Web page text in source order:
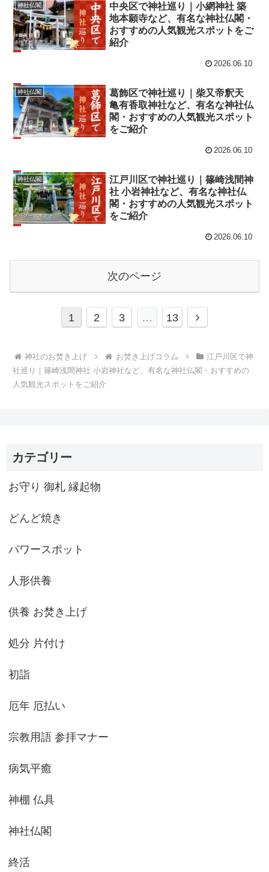
神社仏閣
中央区で神社巡り｜小網神社 築
地本願寺など、有名な神社仏閣・
おすすめの人気観光スポットをご
紹介
2026.06.10
神社仏閣
葛飾区で神社巡り｜柴又帝釈天
亀有香取神社など、有名な神社仏
閣・おすすめの人気観光スポット
をご紹介
2026.06.10
神社仏閣
江戸川区で神社巡り｜篠崎浅間神
社 小岩神社など、有名な神社仏
閣・おすすめの人気観光スポット
をご紹介
2026.06.10
次のページ
1 2 3 … 13
次
神社のお焚き上げ お焚き上げコラム
江戸川区で神
社巡り｜篠崎浅間神社 小岩神社など、有名な神社仏閣・おすすめの
人気観光スポットをご紹介
カテゴリー
お守り 御札 縁起物
どんど焼き
パワースポット
人形供養
供養 お焚き上げ
処分 片付け
初詣
厄年 厄払い
宗教用語 参拝マナー
病気平癒
神棚 仏具
神社仏閣
終活